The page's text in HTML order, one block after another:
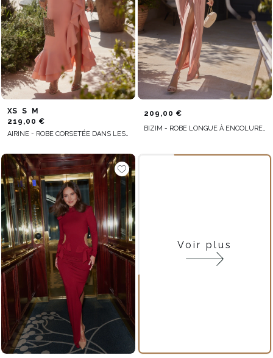
XS S
M
219,00 €
AIRINE - ROBE CORSETÉE DANS LES TONS DE PÊCHE AVEC ENCOLURE ASYMÉTRIQUE ET VOLANTS
209,00 €
BIZIM - ROBE LONGUE À ENCOLURE ASYMÉTRIQUE, DRAPÉE ET ÉLÉGAMMENT ÉVASÉE
Voir plus